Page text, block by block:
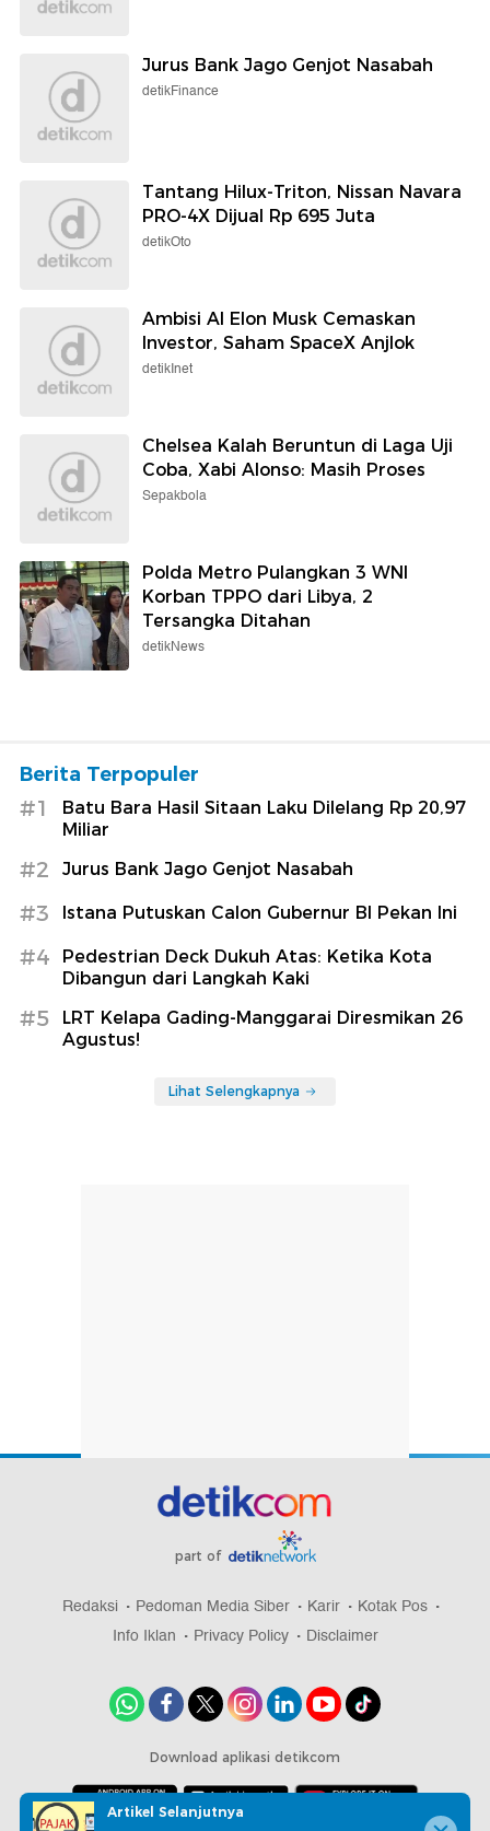
Jurus Bank Jago Genjot Nasabah
detikFinance
Tantang Hilux-Triton, Nissan Navara
PRO-4X Dijual Rp 695 Juta
detikOto
Ambisi AI Elon Musk Cemaskan
Investor, Saham SpaceX Anjlok
detikInet
Chelsea Kalah Beruntun di Laga Uji
Coba, Xabi Alonso: Masih Proses
Sepakbola
Polda Metro Pulangkan 3 WNI
Korban TPPO dari Libya, 2
Tersangka Ditahan
detikNews
Berita Terpopuler
#1
Batu Bara Hasil Sitaan Laku Dilelang Rp 20,97
Miliar
#2 Jurus Bank Jago Genjot Nasabah
#3 Istana Putuskan Calon Gubernur BI Pekan Ini
#4
Pedestrian Deck Dukuh Atas: Ketika Kota
Dibangun dari Langkah Kaki
#5
LRT Kelapa Gading-Manggarai Diresmikan 26
Agustus!
Lihat Selengkapnya
part of
Redaksi Pedoman Media Siber Karir
Kotak Pos
Info Iklan
Privacy Policy Disclaimer
Download aplikasi detikcom
Artikel Selanjutnya